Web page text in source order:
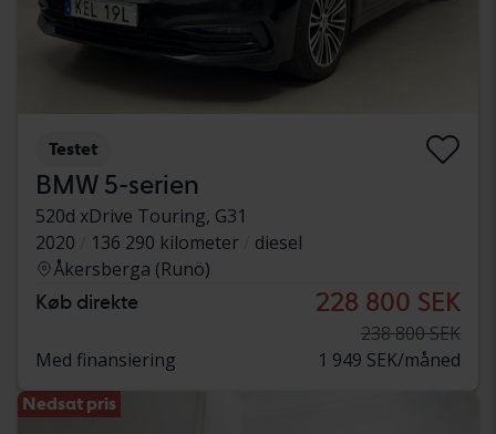
Testet
BMW 5-serien
520d xDrive Touring, G31
2020
136 290 kilometer
diesel
Åkersberga (Runö)
Køb direkte 228 800 SEK
238 800 SEK
Med finansiering
1 949 SEK/måned
Nedsat pris